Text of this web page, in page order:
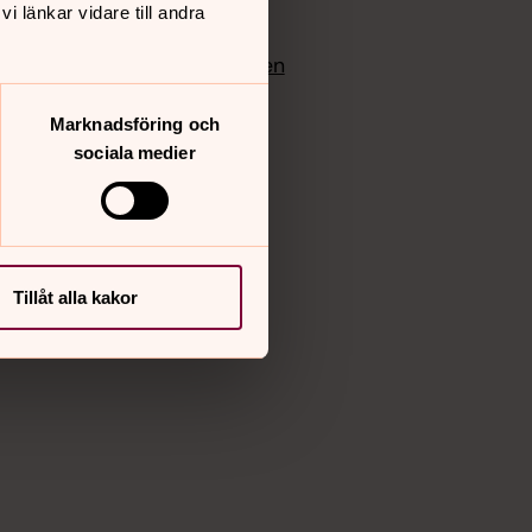
länkar vidare till andra
Marknadsföring och
sociala medier
Tillåt alla kakor
Instagram
Bloggportalen